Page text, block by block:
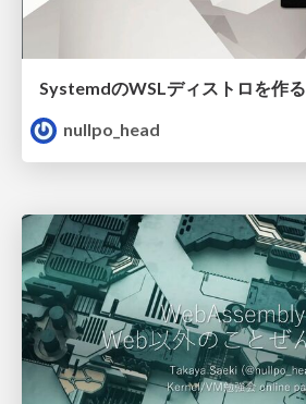
SystemdのWSLディストロを作る
nullpo_head